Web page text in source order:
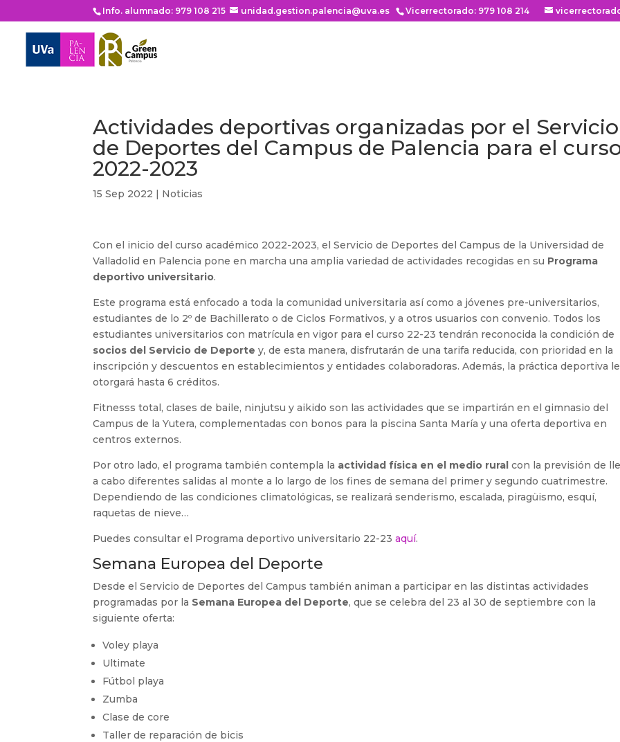
Info. alumnado: 979 108 215 unidad.gestion.palencia@uva.es Vicerrectorado: 979 108 214
Actividades deportivas organizadas por el Servicio
de Deportes del Campus de Palencia para el
2022-2023
15 Sep 2022 | Noticias
Con el inicio del curso académico 2022-2023, el Servicio de Deportes del Campus de la Universidad de
Valladolid en Palencia pone en marcha una amplia variedad de actividades recogidas en su Programa
deportivo universitario.
Este programa está enfocado a toda la comunidad universitaria así como a jóvenes pre-universitarios,
estudiantes de lo 2º de Bachillerato o de Ciclos Formativos, y a otros usuarios con convenio. Todos los
estudiantes universitarios con matrícula en vigor para el curso 22-23 tendrán reconocida la condición de
socios del Servicio de Deporte y, de esta manera, disfrutarán de una tarifa reducida, con prioridad en la
inscripción y descuentos en establecimientos y entidades colaboradoras. Además, la práctica deportiva
otorgará hasta 6 créditos.
Fitnesss total, clases de baile, ninjutsu y aikido son las actividades que se impartirán en el gimnasio del
Campus de la Yutera, complementadas con bonos para la piscina Santa María y una oferta deportiva en
centros externos.
Por otro lado, el programa también contempla la actividad física en el medio rural con la previsión de
a cabo diferentes salidas al monte a lo largo de los fines de semana del primer y segundo cuatrimestre.
Dependiendo de las condiciones climatológicas, se realizará senderismo, escalada, piragüismo, esquí,
raquetas de nieve…
Puedes consultar el Programa deportivo universitario 22-23aquí.
Semana Europea del Deporte
Desde el Servicio de Deportes del Campus también animan a participar en las distintas actividades
programadas por la Semana Europea del Deporte, que se celebra del 23 al 30 de septiembre con la
siguiente oferta:
Voley playa
Ultimate
Fútbol playa
Zumba
Clase de core
Taller de reparación de bicis